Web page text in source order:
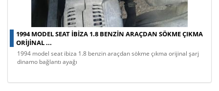
1994 MODEL SEAT IBIZA 1.8 BENZIN ARAÇDAN SÖKME ÇIKMA
ORIJINAL ...
1994 model seat ibiza 1.8 benzin araçdan sökme çıkma orijinal şarj
dinamo bağlantı ayağı